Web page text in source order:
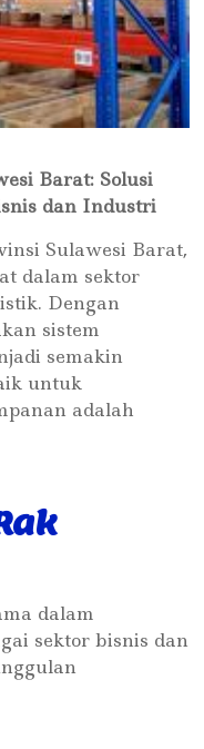
Barat: Solusi
dan Industri
Sulawesi Barat,
dalam sektor
Dengan
sistem
semakin
untuk
adalah
dalam
sektor bisnis dan